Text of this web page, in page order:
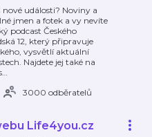
nové události? Noviny a
jmen a fotek a vy nevíte
podcast Českého
12, který připravuje
vysvětlí aktuální
Najdete jej také na
…
3000 odběratelů
Life4you.cz